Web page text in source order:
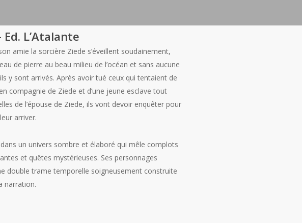
L’Atalante
amie la sorcière Ziede s’éveillent soudainement,
de pierre au beau milieu de l’océan et sans aucune
y sont arrivés. Après avoir tué ceux qui tentaient de
en compagnie de Ziede et d’une jeune esclave tout
de l’épouse de Ziede, ils vont devoir enquêter pour
arriver.
un univers sombre et élaboré qui mêle complots
et quêtes mystérieuses. Ses personnages
double trame temporelle soigneusement construite
narration.